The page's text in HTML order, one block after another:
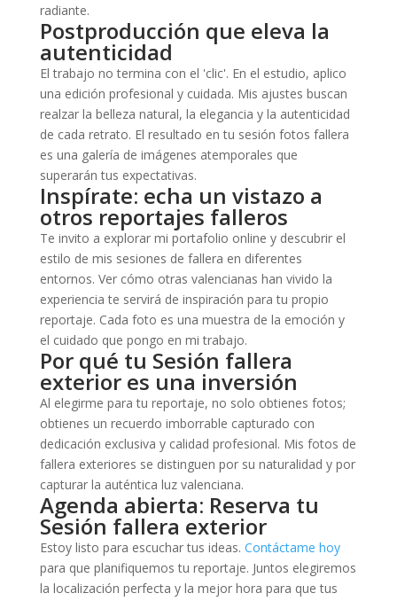
radiante.
Postproducción que eleva la
autenticidad
El trabajo no termina con el 'clic'. En el estudio, aplico
una edición profesional y cuidada. Mis ajustes buscan
realzar la belleza natural, la elegancia y la autenticidad
de cada retrato. El resultado en tu sesión fotos fallera
es una galería de imágenes atemporales que
superarán tus expectativas.
Inspírate: echa un vistazo a
otros reportajes falleros
Te invito a explorar mi portafolio online y descubrir el
estilo de mis sesiones de fallera en diferentes
entornos. Ver cómo otras valencianas han vivido la
experiencia te servirá de inspiración para tu propio
reportaje. Cada foto es una muestra de la emoción y
el cuidado que pongo en mi trabajo.
Por qué tu Sesión fallera
exterior es una inversión
Al elegirme para tu reportaje, no solo obtienes fotos;
obtienes un recuerdo imborrable capturado con
dedicación exclusiva y calidad profesional. Mis fotos de
fallera exteriores se distinguen por su naturalidad y por
capturar la auténtica luz valenciana.
Agenda abierta: Reserva tu
Sesión fallera exterior
Estoy listo para escuchar tus ideas. Contáctame hoy
para que planifiquemos tu reportaje. Juntos elegiremos
la localización perfecta y la mejor hora para que tus